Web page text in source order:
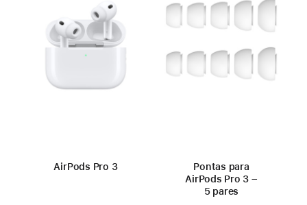
AirPods Pro 3
Pontas para
AirPods Pro 3 –
5 pares